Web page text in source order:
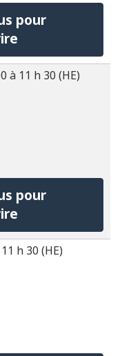
pour
à 11 h 30 (HE)
pour
h 30 (HE)